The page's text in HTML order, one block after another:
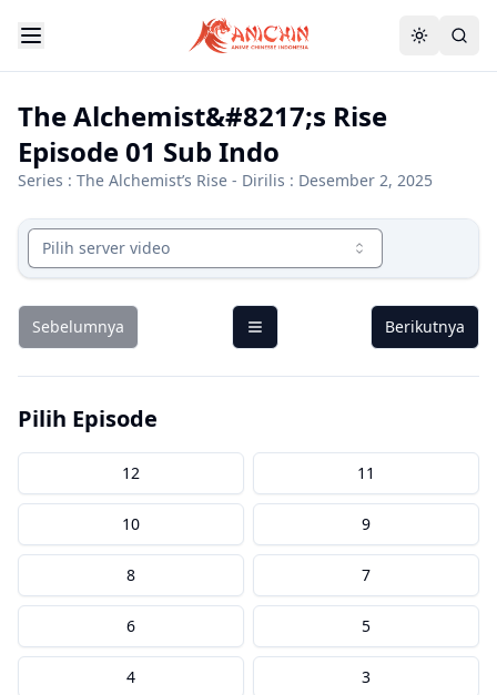
The Alchemist&#8217;s Rise
Episode 01 Sub Indo
Series : The Alchemist’s Rise - Dirilis : Desember 2, 2025
Pilih server video
Sebelumnya Berikutnya
Pilih Episode
12 11
10 9
8 7
6 5
4 3